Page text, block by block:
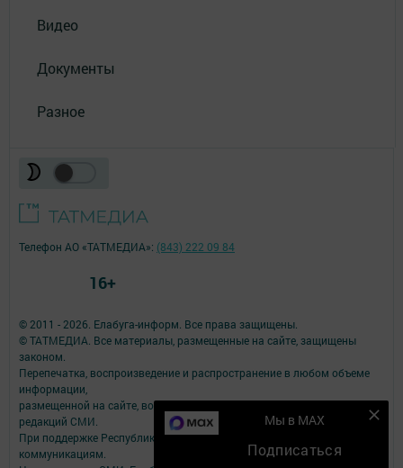
Видео
Документы
Разное
Мы в MAX
Подписаться
© 2011 - 2026. Елабуга-информ. Все права защищены.
© ТАТМЕДИА. Все материалы, размещенные на сайте, защищены
законом.
Перепечатка, воспроизведение и распространение в любом объеме
информации,
размещенной на сайте, возможна только с письменного согласия
редакций СМИ.
При поддержке Республиканского агентства по печати и массовым
коммуникациям.
Телефон АО «ТАТМЕДИА»: (843) 222 09 84
16+